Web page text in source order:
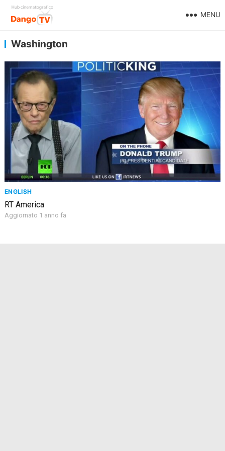
MENU
Washington
ENGLISH
RT America
Aggiornato 1 anno fa